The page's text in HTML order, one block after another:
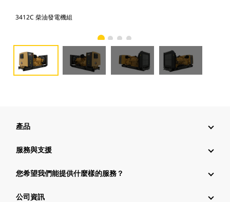
3412C 柴油發電機組
產品
服務與支援
您希望我們能提供什麼樣的服務？
公司資訊